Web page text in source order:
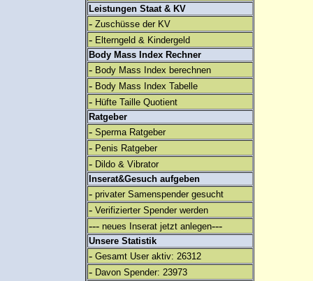
Leistungen Staat & KV
- Zuschüsse der KV
- Elterngeld & Kindergeld
Body Mass Index Rechner
- Body Mass Index berechnen
- Body Mass Index Tabelle
- Hüfte Taille Quotient
Ratgeber
- Sperma Ratgeber
- Penis Ratgeber
- Dildo & Vibrator
Inserat&Gesuch aufgeben
- privater Samenspender gesucht
- Verifizierter Spender werden
--- neues Inserat jetzt anlegen---
Unsere Statistik
- Gesamt User aktiv: 26312
- Davon Spender: 23973